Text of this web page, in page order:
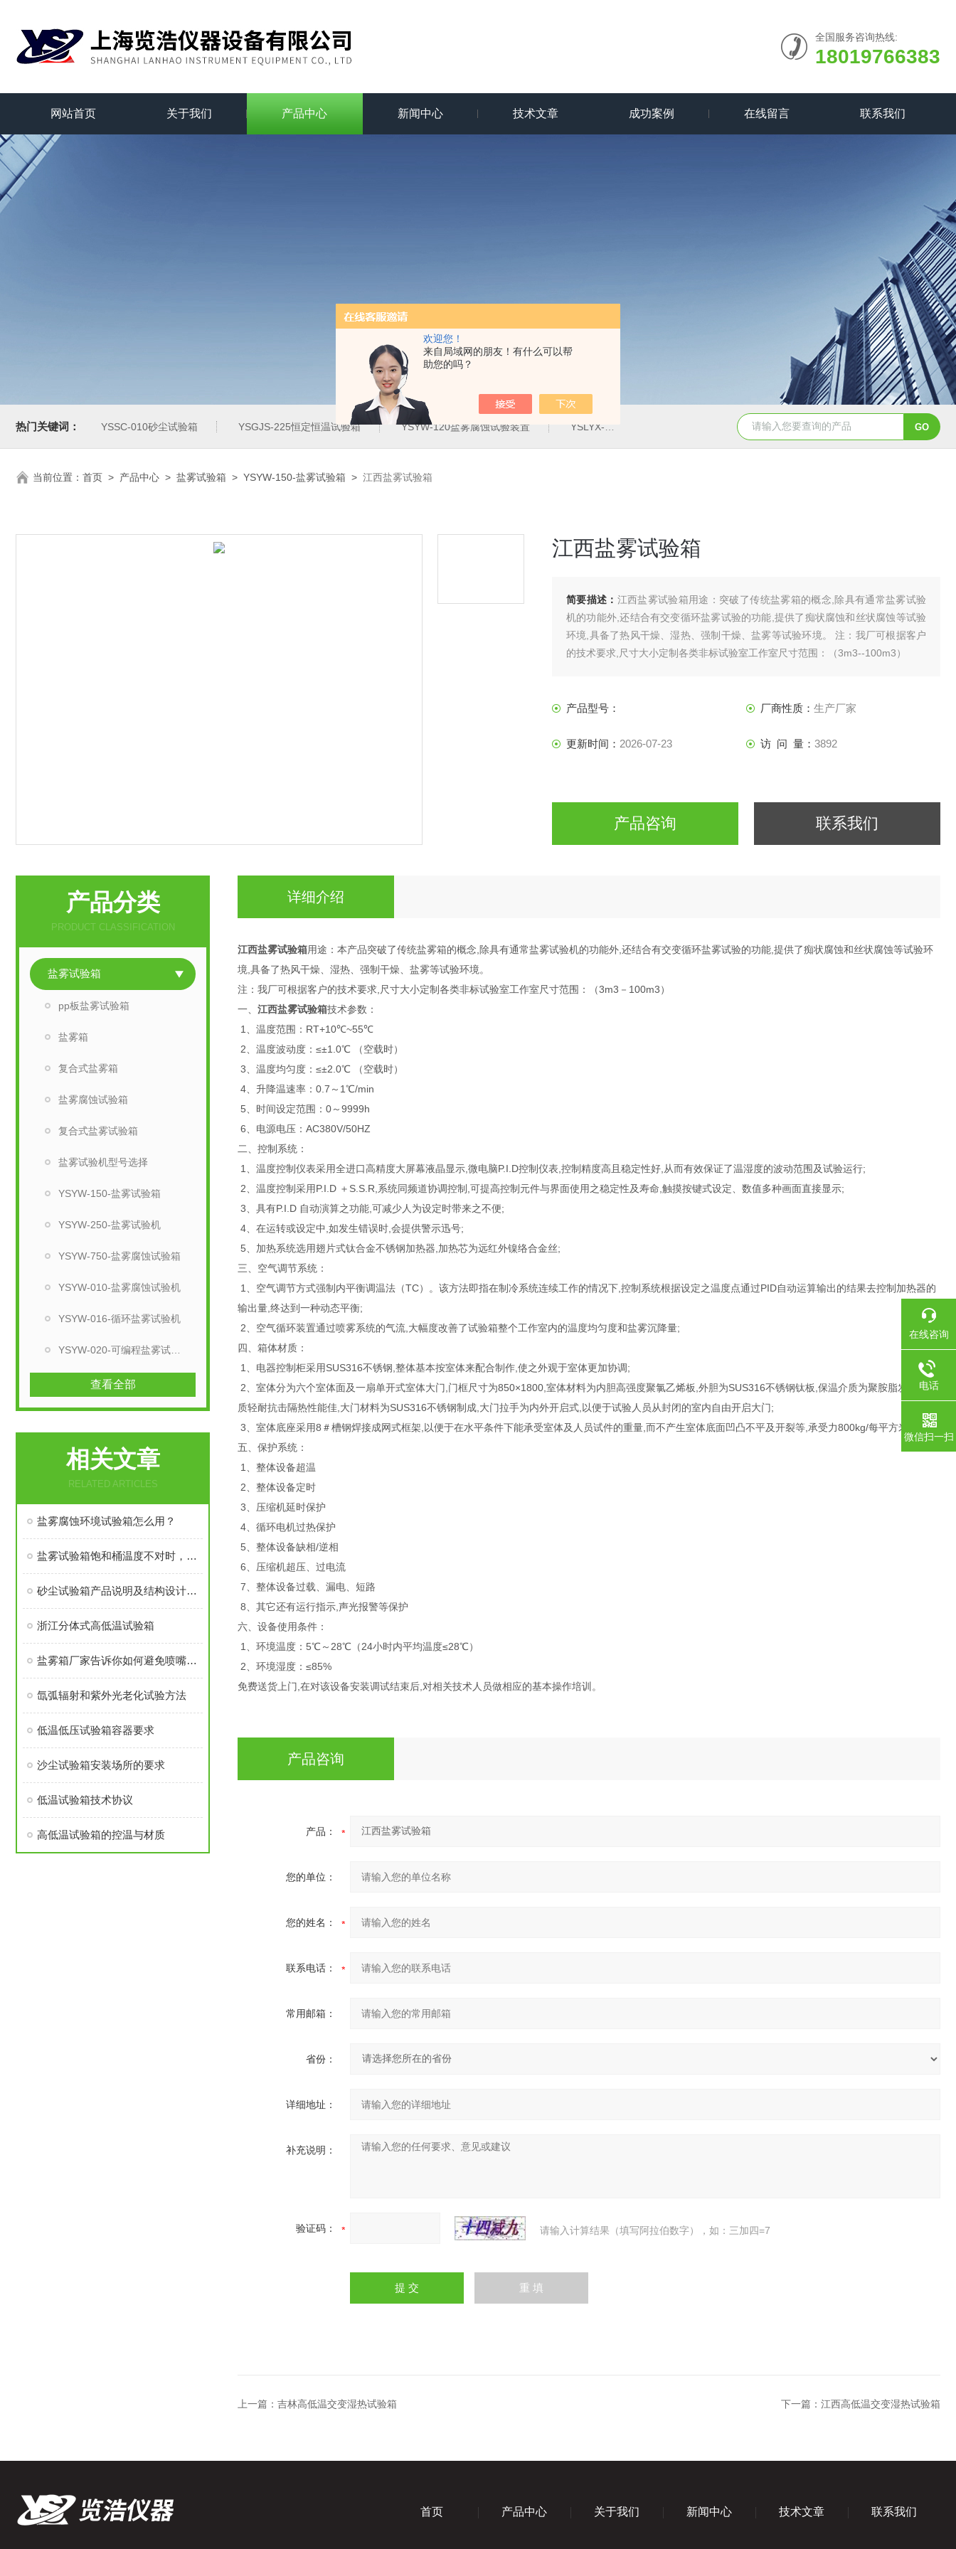
欢迎您！
来自局域网的朋友！有什么可以帮
助您的吗？
全国服务咨询热线:
18019766383
网站首页 关于我们 产品中心 新闻中心 技术文章 成功案例 在线留言 联系我们
热门关键词： YSSC-010砂尘试验箱 YSGJS-225恒定恒温试验箱 YSYW-120盐雾腐蚀试验装置 YSLYX-010防水试验设备 YSCYS-010臭氧老化试验设备
当前位置： 首页 > 产品中心 > 盐雾试验箱 > YSYW-150-盐雾试验箱 > 江西盐雾试验箱
江西盐雾试验箱
简要描述： 江西盐雾试验箱用途：突破了传统盐雾箱的概念,除具有通常盐雾试验
机的功能外,还结合有交变循环盐雾试验的功能,提供了痴状腐蚀和丝状腐蚀等试验
环境,具备了热风干燥、湿热、强制干燥、盐雾等试验环境。 注：我厂可根据客户
的技术要求,尺寸大小定制各类非标试验室工作室尺寸范围：（3m3--100m3）
产品型号： 厂商性质： 生产厂家
更新时间： 2026-07-23 访 问 量： 3892
产品咨询 联系我们
产品分类
PRODUCT CLASSIFICATION
盐雾试验箱
pp板盐雾试验箱
盐雾箱
复合式盐雾箱
盐雾腐蚀试验箱
复合式盐雾试验箱
盐雾试验机型号选择
YSYW-150-盐雾试验箱
YSYW-250-盐雾试验机
YSYW-750-盐雾腐蚀试验箱
YSYW-010-盐雾腐蚀试验机
YSYW-016-循环盐雾试验机
查看全部
相关文章
RELATED ARTICLES
盐雾腐蚀环境试验箱怎么用？
盐雾试验箱饱和桶温度不对时，该怎么排查检修
砂尘试验箱产品说明及结构设计介绍
浙江分体式高低温试验箱
盐雾箱厂家告诉你如何避免喷嘴堵塞或破裂
氙弧辐射和紫外光老化试验方法
低温低压试验箱容器要求
沙尘试验箱安装场所的要求
低温试验箱技术协议
高低温试验箱的控温与材质
详细介绍
江西盐雾试验箱用途：本产品突破了传统盐雾箱的概念,除具有通常盐雾试验机的功能外,还结合有交变循环盐雾试验的功能,提供了痴状腐蚀和丝状腐蚀等试验环
境,具备了热风干燥、湿热、强制干燥、盐雾等试验环境。
注：我厂可根据客户的技术要求,尺寸大小定制各类非标试验室工作室尺寸范围：（3m3－100m3）
一、 江西盐雾试验箱技术参数：
1、温度范围：RT+10℃~55℃
2、温度波动度：≤±1.0℃ （空载时）
3、温度均匀度：≤±2.0℃ （空载时）
4、升降温速率：0.7～1℃/min
5、时间设定范围：0～9999h
6、电源电压：AC380V/50HZ
二、控制系统：
1、温度控制仪表采用全进口高精度大屏幕液晶显示,微电脑P.I.D控制仪表,控制精度高且稳定性好,从而有效保证了温湿度的波动范围及试验运行;
2、温度控制采用P.I.D ＋S.S.R,系统同频道协调控制,可提高控制元件与界面使用之稳定性及寿命,触摸按键式设定、数值多种画面直接显示;
3、具有P.I.D 自动演算之功能,可减少人为设定时带来之不便;
4、在运转或设定中,如发生错误时,会提供警示迅号;
5、加热系统选用翅片式钛合金不锈钢加热器,加热芯为远红外镍络合金丝;
三、空气调节系统：
1、空气调节方式强制内平衡调温法（TC）。该方法即指在制冷系统连续工作的情况下,控制系统根据设定之温度点通过PID自动运算输出的结果去控制加热器的
输出量,终达到一种动态平衡;
2、空气循环装置通过喷雾系统的气流,大幅度改善了试验箱整个工作室内的温度均匀度和盐雾沉降量;
四、箱体材质：
1、电器控制柜采用SUS316不锈钢,整体基本按室体来配合制作,使之外观于室体更加协调;
2、室体分为六个室体面及一扇单开式室体大门,门框尺寸为850×1800,室体材料为内胆高强度聚氯乙烯板,外胆为SUS316不锈钢钛板,保温介质为聚胺脂发泡隔热,
质轻耐抗击隔热性能佳,大门材料为SUS316不锈钢制成,大门拉手为内外开启式,以便于试验人员从封闭的室内自由开启大门;
3、室体底座采用8＃槽钢焊接成网式框架,以便于在水平条件下能承受室体及人员试件的重量,而不产生室体底面凹凸不平及开裂等,承受力800kg/每平方米;
五、保护系统：
1、整体设备超温
2、整体设备定时
3、压缩机延时保护
4、循环电机过热保护
5、整体设备缺相/逆相
6、压缩机超压、过电流
7、整体设备过载、漏电、短路
8、其它还有运行指示,声光报警等保护
六、设备使用条件：
1、环境温度：5℃～28℃（24小时内平均温度≤28℃）
2、环境湿度：≤85%
免费送货上门,在对该设备安装调试结束后,对相关技术人员做相应的基本操作培训。
产品咨询
产品：
您的单位：
您的姓名：
联系电话：
常用邮箱：
省份：
详细地址：
补充说明：
验证码： 请输入计算结果（填写阿拉伯数字），如：三加四=7
上一篇： 吉林高低温交变湿热试验箱 下一篇： 江西高低温交变湿热试验箱
首页 产品中心 关于我们 新闻中心 技术文章 联系我们
在线咨询
电话
微信扫一扫